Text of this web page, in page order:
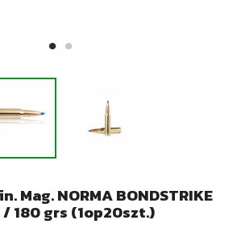
Mag. NORMA BONDSTRIKE
/ 180 grs (1op20szt.)